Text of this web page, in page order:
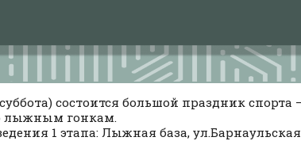
состоится большой праздник спорта
лыжным гонкам.
1 этапа: Лыжная база, ул.Барнаульская